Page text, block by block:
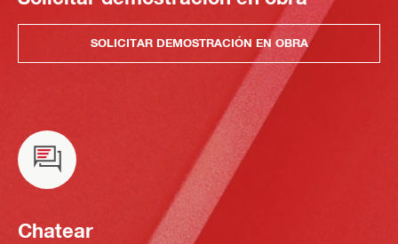
SOLICITAR DEMOSTRACIÓN EN OBRA
Chatear